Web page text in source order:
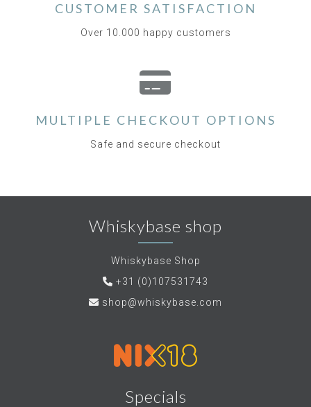
CUSTOMER SATISFACTION
Over 10.000 happy customers
MULTIPLE CHECKOUT OPTIONS
Safe and secure checkout
Whiskybase shop
Whiskybase Shop
+31 (0)107531743
shop@whiskybase.com
Specials